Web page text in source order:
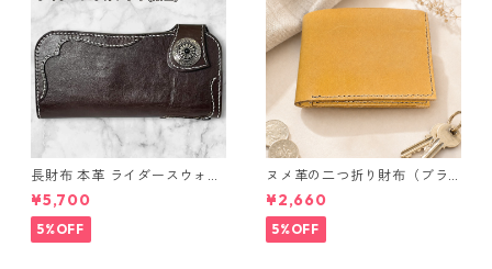
長財布 本革 ライダースウォレ
ット 国産 ヌメ革 ブラウン バ
ングラデシュ l175 レザー 革財
布 ハンドメイド 経年変化
¥5,700
5%OFF
ヌメ革の二つ折り財布（ブラ
ウン系）
¥2,660
5%OFF